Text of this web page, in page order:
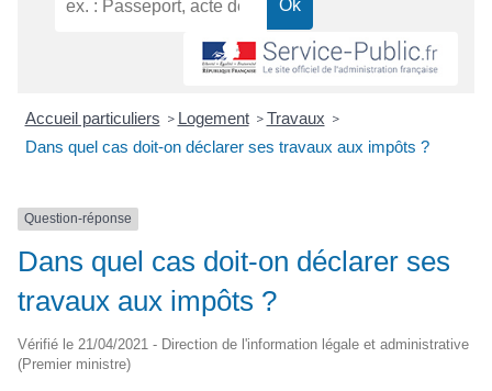
Accueil particuliers > Logement > Travaux >
Dans quel cas doit-on déclarer ses travaux aux impôts ?
Question-réponse
Dans quel cas doit-on déclarer ses
travaux aux impôts ?
Vérifié le 21/04/2021 - Direction de l'information légale et administrative
(Premier ministre)